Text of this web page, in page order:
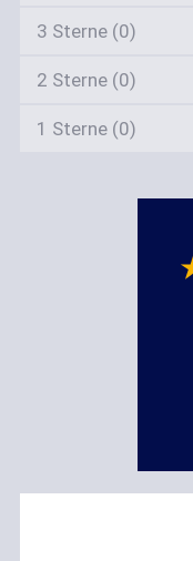
3 Sterne (0)
2 Sterne (0)
1 Sterne (0)